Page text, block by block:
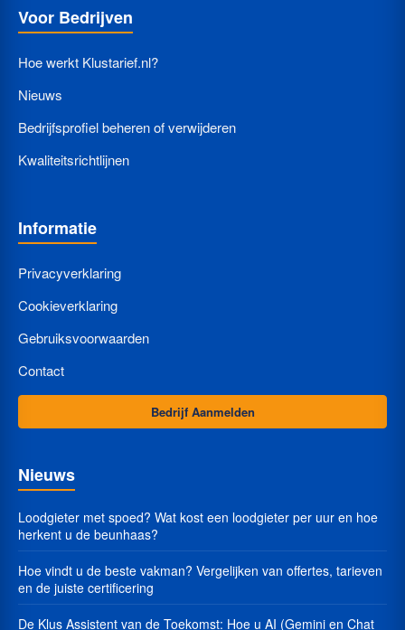
Voor Bedrijven
Hoe werkt Klustarief.nl?
Nieuws
Bedrijfsprofiel beheren of verwijderen
Kwaliteitsrichtlijnen
Informatie
Privacyverklaring
Cookieverklaring
Gebruiksvoorwaarden
Contact
Bedrijf Aanmelden
Nieuws
Loodgieter met spoed? Wat kost een loodgieter per uur en hoe
herkent u de beunhaas?
Hoe vindt u de beste vakman? Vergelijken van offertes, tarieven
en de juiste certificering
De Klus Assistent van de Toekomst: Hoe u AI (Gemini en Chat